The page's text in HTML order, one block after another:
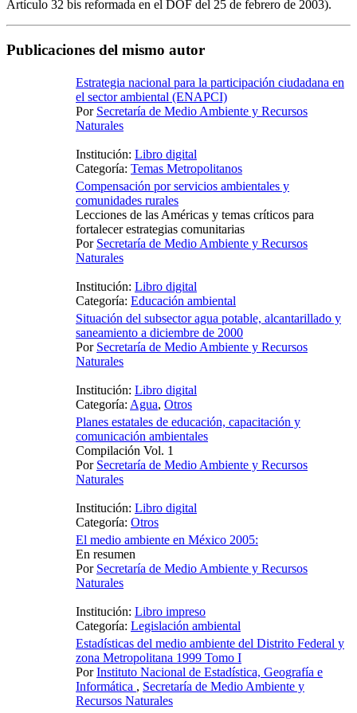
Artículo 32 bis reformada en el DOF del 25 de febrero de 2003).
Publicaciones del mismo autor
Estrategia nacional para la participación ciudadana en
el sector ambiental (ENAPCI)
Por Secretaría de Medio Ambiente y Recursos
Naturales
Institución: Libro digital
Categoría: Temas Metropolitanos
Compensación por servicios ambientales y
comunidades rurales
Lecciones de las Américas y temas críticos para
fortalecer estrategias comunitarias
Por Secretaría de Medio Ambiente y Recursos
Naturales
Institución: Libro digital
Categoría: Educación ambiental
Situación del subsector agua potable, alcantarillado y
saneamiento a diciembre de 2000
Por Secretaría de Medio Ambiente y Recursos
Naturales
Institución: Libro digital
Categoría: Agua, Otros
Planes estatales de educación, capacitación y
comunicación ambientales
Compilación Vol. 1
Por Secretaría de Medio Ambiente y Recursos
Naturales
Institución: Libro digital
Categoría: Otros
El medio ambiente en México 2005:
En resumen
Por Secretaría de Medio Ambiente y Recursos
Naturales
Institución: Libro impreso
Categoría: Legislación ambiental
Estadísticas del medio ambiente del Distrito Federal y
zona Metropolitana 1999 Tomo I
PorInstituto Nacional de Estadística, Geografía e
Informática , Secretaría de Medio Ambiente y
Recursos Naturales